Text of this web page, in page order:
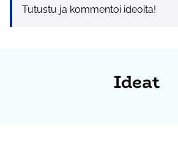
Tutustu ja kommentoi ideoita!
Ideat